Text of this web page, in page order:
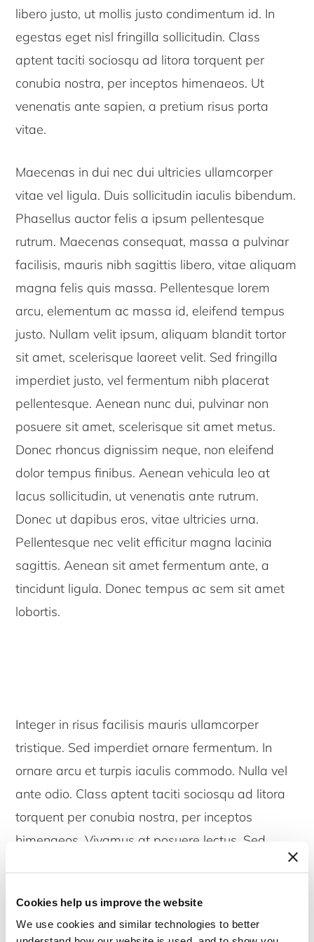
Cookies help us improve the website
We use cookies and similar technologies to better
libero justo, ut mollis justo condimentum id. In
egestas eget nisl fringilla sollicitudin. Class
aptent taciti sociosqu ad litora torquent per
conubia nostra, per inceptos himenaeos. Ut
venenatis ante sapien, a pretium risus porta
vitae.
Maecenas in dui nec dui ultricies ullamcorper
vitae vel ligula. Duis sollicitudin iaculis bibendum.
Phasellus auctor felis a ipsum pellentesque
rutrum. Maecenas consequat, massa a pulvinar
facilisis, mauris nibh sagittis libero, vitae aliquam
magna felis quis massa. Pellentesque lorem
arcu, elementum ac massa id, eleifend tempus
justo. Nullam velit ipsum, aliquam blandit tortor
sit amet, scelerisque laoreet velit. Sed fringilla
imperdiet justo, vel fermentum nibh placerat
pellentesque. Aenean nunc dui, pulvinar non
posuere sit amet, scelerisque sit amet metus.
Donec rhoncus dignissim neque, non eleifend
dolor tempus finibus. Aenean vehicula leo at
lacus sollicitudin, ut venenatis ante rutrum.
Donec ut dapibus eros, vitae ultricies urna.
Pellentesque nec velit efficitur magna lacinia
sagittis. Aenean sit amet fermentum ante, a
tincidunt ligula. Donec tempus ac sem sit amet
lobortis.
Integer in risus facilisis mauris ullamcorper
tristique. Sed imperdiet ornare fermentum. In
ornare arcu et turpis iaculis commodo. Nulla vel
ante odio. Class aptent taciti sociosqu ad litora
torquent per conubia nostra, per inceptos
himenaeos. Vivamus at posuere lectus. Sed
amet mauris. Phasellus vehicula diam justo,
pellentesque sodales lectus tristique in. Fusce